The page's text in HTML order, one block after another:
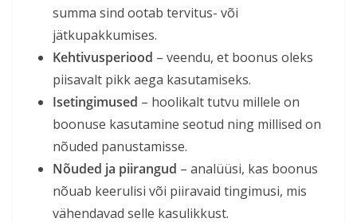
summa sind ootab tervitus- või
jätkupakkumises.
Kehtivusperiood – veendu, et boonus oleks
piisavalt pikk aega kasutamiseks.
Isetingimused – hoolikalt tutvu millele on
boonuse kasutamine seotud ning millised on
nõuded panustamisse.
Nõuded ja piirangud – analüüsi, kas boonus
nõuab keerulisi või piiravaid tingimusi, mis
vähendavad selle kasulikkust.